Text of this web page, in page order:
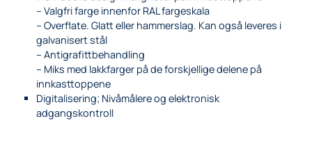
– Valgfri farge innenfor RAL fargeskala
– Overflate. Glatt eller hammerslag. Kan også leveres i
galvanisert stål
– Antigrafittbehandling
– Miks med lakkfarger på de forskjellige delene på
innkasttoppene
Digitalisering; Nivåmålere og elektronisk
adgangskontroll